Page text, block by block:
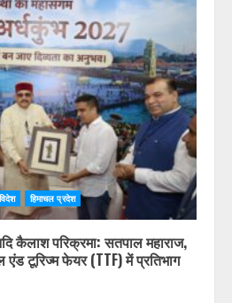
हिमाचल प्रदेश
कैलाश परिक्रमा: सतपाल महाराज,
एंड टूरिज्म फेयर (TTF) में प्रतिभाग